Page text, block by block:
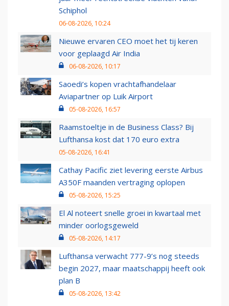
Schiphol
06-08-2026, 10:24
Nieuwe ervaren CEO moet het tij keren
voor geplaagd Air India
06-08-2026, 10:17
Saoedi’s kopen vrachtafhandelaar
Aviapartner op Luik Airport
05-08-2026, 16:57
Raamstoeltje in de Business Class? Bij
Lufthansa kost dat 170 euro extra
05-08-2026, 16:41
Cathay Pacific ziet levering eerste Airbus
A350F maanden vertraging oplopen
05-08-2026, 15:25
El Al noteert snelle groei in kwartaal met
minder oorlogsgeweld
05-08-2026, 14:17
Lufthansa verwacht 777-9’s nog steeds
begin 2027, maar maatschappij heeft ook
plan B
05-08-2026, 13:42